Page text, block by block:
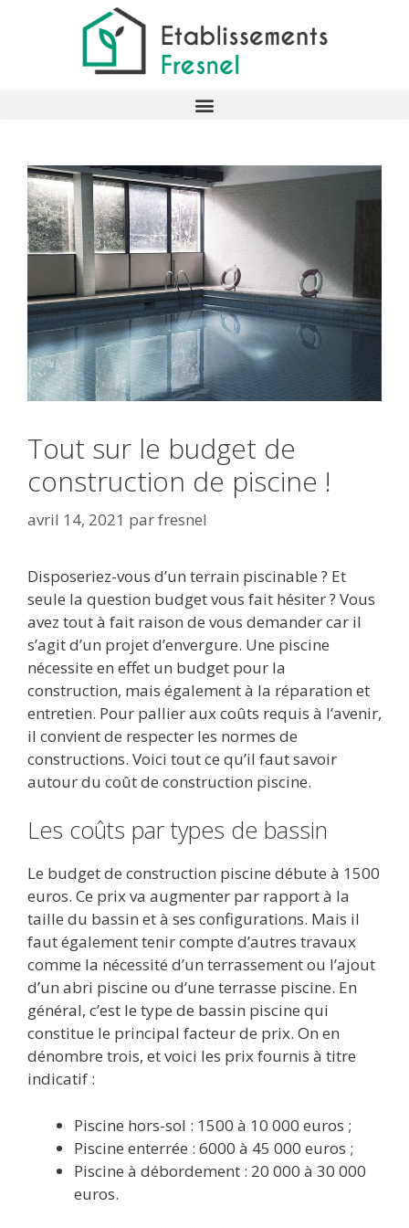
Tout sur le budget de
construction de piscine !
avril 14, 2021 parfresnel
Disposeriez-vous d’un terrain piscinable ? Et
seule la question budget vous fait hésiter ? Vous
avez tout à fait raison de vous demander car il
s’agit d’un projet d’envergure. Une piscine
nécessite en effet un budget pour la
construction, mais également à la réparation et
entretien. Pour pallier aux coûts requis à l’avenir,
il convient de respecter les normes de
constructions. Voici tout ce qu’il faut savoir
autour du coût de construction piscine.
Les coûts par types de bassin
Le budget de construction piscine débute à 1500
euros. Ce prix va augmenter par rapport à la
taille du bassin et à ses configurations. Mais il
faut également tenir compte d’autres travaux
comme la nécessité d’un terrassement ou l’ajout
d’un abri piscine ou d’une terrasse piscine. En
général, c’est le type de bassin piscine qui
constitue le principal facteur de prix. On en
dénombre trois, et voici les prix fournis à titre
indicatif :
Piscine hors-sol : 1500 à 10 000 euros ;
Piscine enterrée : 6000 à 45 000 euros ;
Piscine à débordement : 20 000 à 30 000
euros.